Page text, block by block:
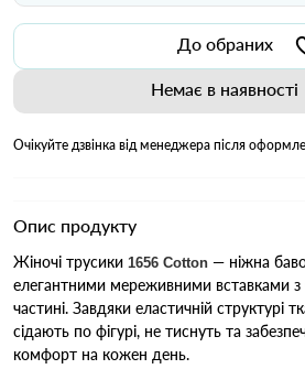
До обраних
Немає в наявності
Очікуйте дзвінка від менеджера після
Опис продукту
Жіночі трусики 1656 Cotton — ніжна
елегантними мереживними вставками з
частині. Завдяки еластичній структурі
сідають по фігурі, не тиснуть та
комфорт на кожен день.